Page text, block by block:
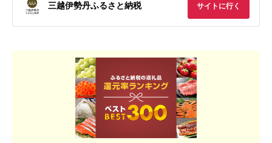
三越伊勢丹ふるさと納税 サイトに行く